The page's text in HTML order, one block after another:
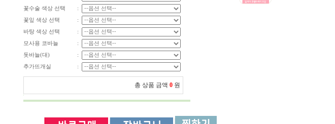
꽃수술 색상 선택
:
꽃잎 색상 선택
:
바탕 색상 선택
:
모사용 코바늘
:
돗바늘(대)
:
추가뜨개실
:
총 상품 금액 0 원